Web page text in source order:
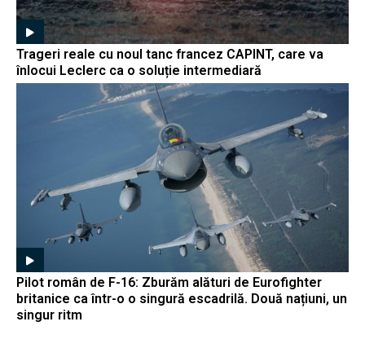
Trageri reale cu noul tanc francez CAPINT, care va
înlocui Leclerc ca o soluție intermediară
Pilot român de F-16: Zburăm alături de Eurofighter
britanice ca într-o o singură escadrilă. Două națiuni, un
singur ritm